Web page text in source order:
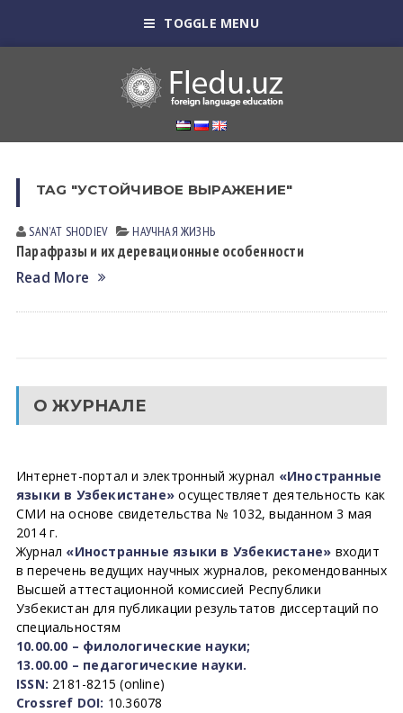
TOGGLE MENU
TAG "УСТОЙЧИВОЕ ВЫРАЖЕНИЕ"
SANʼAT SHODIEV НАУЧНАЯ ЖИЗНЬ
Парафразы и их деревационные особенности
Read More
О ЖУРНАЛЕ
Интернет-портал и электронный журнал «Иностранные
языки в Узбекистане» осуществляет деятельность как
СМИ на основе свидетельства № 1032, выданном 3 мая
2014 г.
Журнал «Иностранные языки в Узбекистане» входит
в перечень ведущих научных журналов, рекомендованных
Высшей аттестационной комиссией Республики
Узбекистан для публикации результатов диссертаций по
специальностям
10.00.00 – филологические науки;
13.00.00 – педагогические науки.
ISSN: 2181-8215 (online)
Crossref DOI: 10.36078